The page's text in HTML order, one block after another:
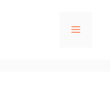
Meny